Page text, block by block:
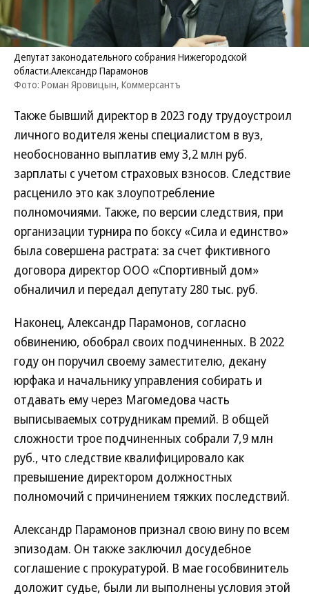
Депутат законодательного собрания Нижегородской
области.Александр Парамонов
Фото: Роман Яровицын, Коммерсантъ
Также бывший директор в 2023 году трудоустроил
личного водителя жены специалистом в вуз,
необоснованно выплатив ему 3,2 млн руб.
зарплаты с учетом страховых взносов. Следствие
расценило это как злоупотребление
полномочиями. Также, по версии следствия, при
организации турнира по боксу «Сила и единство»
была совершена растрата: за счет фиктивного
договора директор ООО «Спортивный дом»
обналичил и передал депутату 280 тыс. руб.
Наконец, Александр Парамонов, согласно
обвинению, обобрал своих подчиненных. В 2022
году он поручил своему заместителю, декану
юрфака и начальнику управления собирать и
отдавать ему через Магомедова часть
выписываемых сотрудникам премий. В общей
сложности трое подчиненных собрали 7,9 млн
руб., что следствие квалифицировало как
превышение директором должностных
полномочий с причинением тяжких последствий.
Александр Парамонов признал свою вину по всем
эпизодам. Он также заключил досудебное
соглашение с прокуратурой. В мае гособвинитель
доложит судье, были ли выполнены условия этой